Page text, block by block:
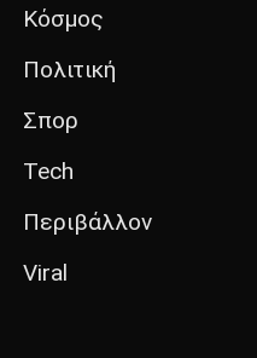
Κόσμος
Πολιτική
Σπορ
Tech
Περιβάλλον
Viral